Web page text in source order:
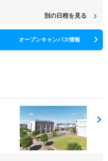
別の日程を見る
オープンキャンパス情報